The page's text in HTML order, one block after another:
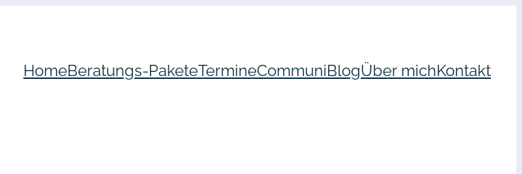
HomeBeratungs-PaketeTermineCommuniBlogÜber michKontakt